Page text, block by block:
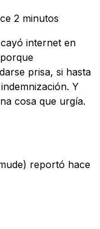
2 minutos
internet en
prisa, si hasta
Y
cosa que urgía.
reportó hace